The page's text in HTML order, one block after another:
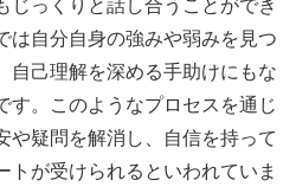
じっくりと話し合うことができ
は自分自身の強みや弱みを見つ
自己理解を深める手助けにもな
す。このようなプロセスを通じ
や疑問を解消し、自信を持って
トが受けられるといわれていま